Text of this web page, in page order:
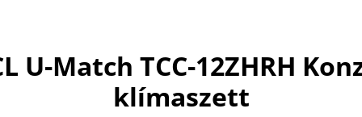
U-Match TCC-12ZHRH
klímaszett